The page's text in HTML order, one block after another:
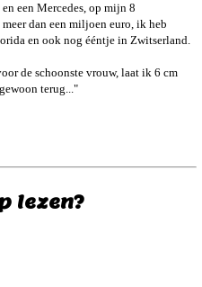
een Mercedes, op mijn 8
dan een miljoen euro, ik heb
en ook nog ééntje in Zwitserland.
de schoonste vrouw, laat ik 6 cm
terug..."
lezen?